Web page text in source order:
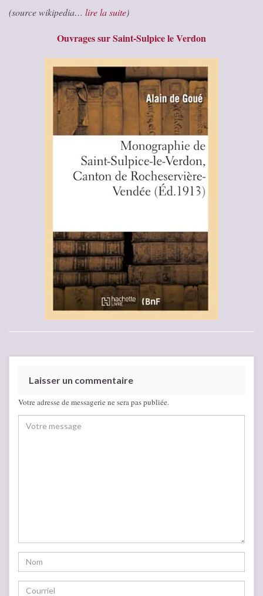
(source wikipedia… lire la suite)
Ouvrages sur Saint-Sulpice le Verdon
Laisser un commentaire
Votre adresse de messagerie ne sera pas publiée.